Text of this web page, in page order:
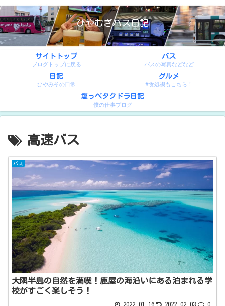
ひやむぎバス日記
サイトトップ
ブログトップに戻る
バス
バスの写真などなど
日記
ひやみその日常
グルメ
#食処禊もこちら！
塩っぺタクドラ日記
僕の仕事ブログ
高速バス
バス
大隅半島の自然を満喫！鹿屋の海沿いにある泊まれる学
校がすごく楽しそう！